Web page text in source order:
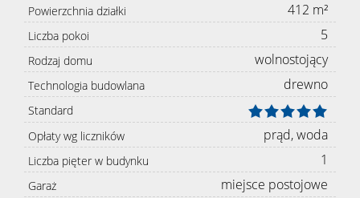
Powierzchnia działki 412 m²
Liczba pokoi 5
Rodzaj domu wolnostojący
Technologia budowlana drewno
Standard
Opłaty wg liczników
prąd, woda
Liczba pięter w budynku 1
Garaż miejsce postojowe